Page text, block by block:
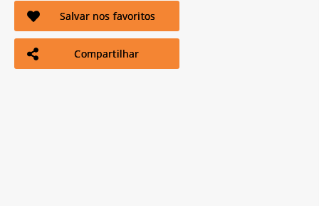
Salvar nos favoritos
Compartilhar